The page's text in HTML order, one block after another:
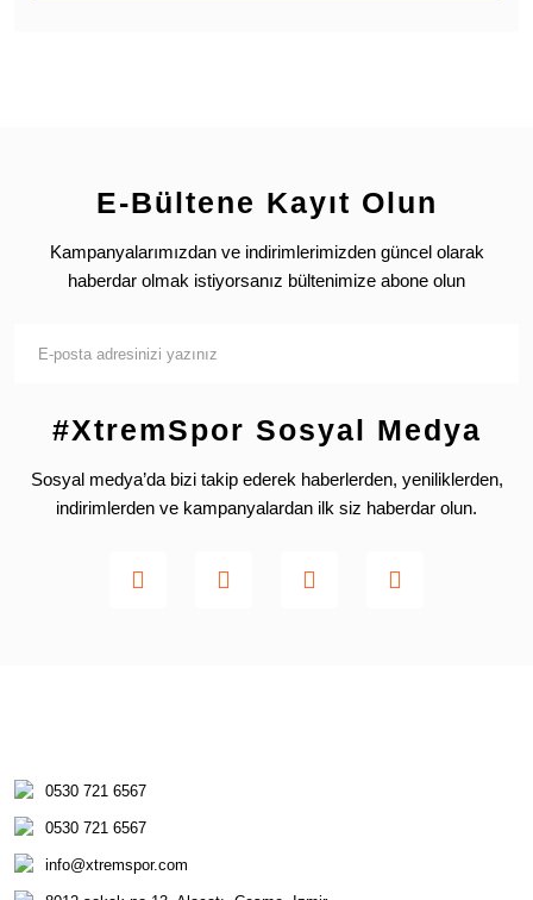
E-Bültene Kayıt Olun
Kampanyalarımızdan ve indirimlerimizden güncel olarak
haberdar olmak istiyorsanız bültenimize abone olun
#XtremSpor Sosyal Medya
Sosyal medya’da bizi takip ederek haberlerden, yeniliklerden,
indirimlerden ve kampanyalardan ilk siz haberdar olun.
0530 721 6567
0530 721 6567
info@xtremspor.com